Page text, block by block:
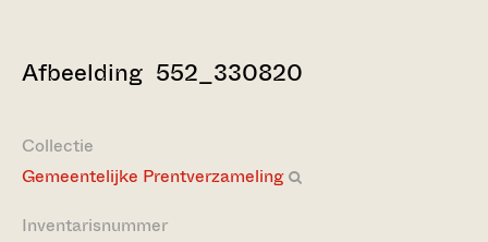
Afbeelding 552_330820
Collectie
Gemeentelijke Prentverzameling
Inventarisnummer